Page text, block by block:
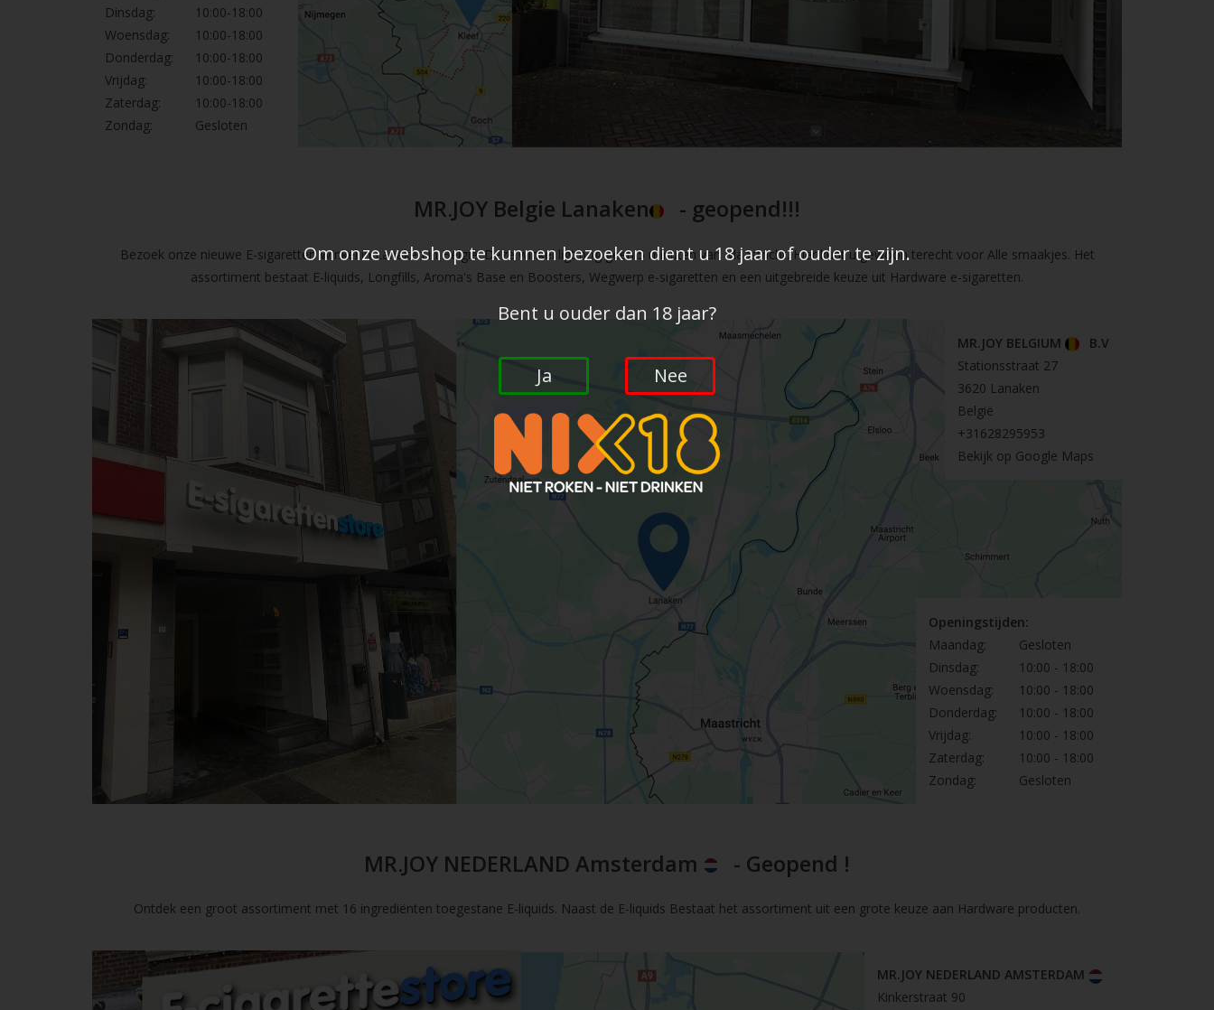
Dinsdag:
10:00-18:00
Woensdag:
10:00-18:00
Donderdag:
10:00-18:00
Vrijdag:
10:00-18:00
Zaterdag:
10:00-18:00
Zondag:
Gesloten
MR.JOY Belgie Lanaken - geopend!!!
Bezoek onze nieuwe E-sigaretten Winkel in Lanaken in Belgie. Deze winkel ligt nog geen 5 minuten van Maastricht. Hier kunt u gewoon terecht voor Alle smaakjes. Het
assortiment bestaat E-liquids, Longfills, Aroma's Base en Boosters, Wegwerp e-sigaretten en een uitgebreide keuze uit Hardware e-sigaretten.
MR.JOY BELGIUM
B.V
Stationsstraat 27
3620 Lanaken
België
+31628295953
Bekijk op Google Maps
Openingstijden:
Maandag:
Gesloten
Dinsdag:
10:00 - 18:00
Woensdag:
10:00 - 18:00
Donderdag:
10:00 - 18:00
Vrijdag:
10:00 - 18:00
Zaterdag:
10:00 - 18:00
Zondag:
Gesloten
MR.JOY NEDERLAND Amsterdam - Geopend !
Ontdek een groot assortiment met 16 ingrediënten toegestane E-liquids. Naast de E-liquids Bestaat het assortiment uit een grote keuze aan Hardware producten.
MR.JOY NEDERLAND AMSTERDAM
Kinkerstraat 90
Om onze webshop te kunnen bezoeken dient u 18 jaar of ouder te zijn.
Bent u ouder dan 18 jaar?
Ja Nee